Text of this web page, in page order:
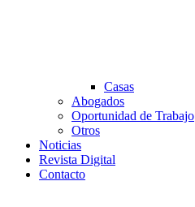
Casas
Abogados
Oportunidad de Trabajo
Otros
Noticias
Revista Digital
Contacto